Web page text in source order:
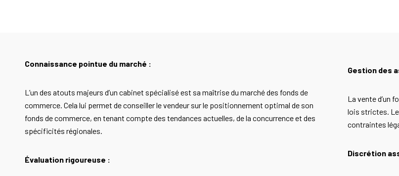
Connaissance pointue du marché :
L’un des atouts majeurs d’un cabinet spécialisé est sa maîtrise du marché des fonds de
commerce. Cela lui permet de conseiller le vendeur sur le positionnement optimal de son
fonds de commerce, en tenant compte des tendances actuelles, de la concurrence et des
spécificités régionales.
Évaluation rigoureuse :
Gestion des
La vente d’un
lois strictes.
contraintes
Discrétion